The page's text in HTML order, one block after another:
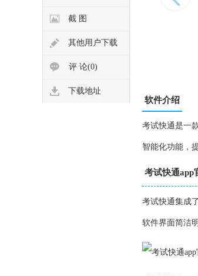
截 图
其他用户下载
评 论(0)
下载地址
软件介绍
考试快通是一
智能化功能，
考试快通app
考试快通集成
软件界面简洁